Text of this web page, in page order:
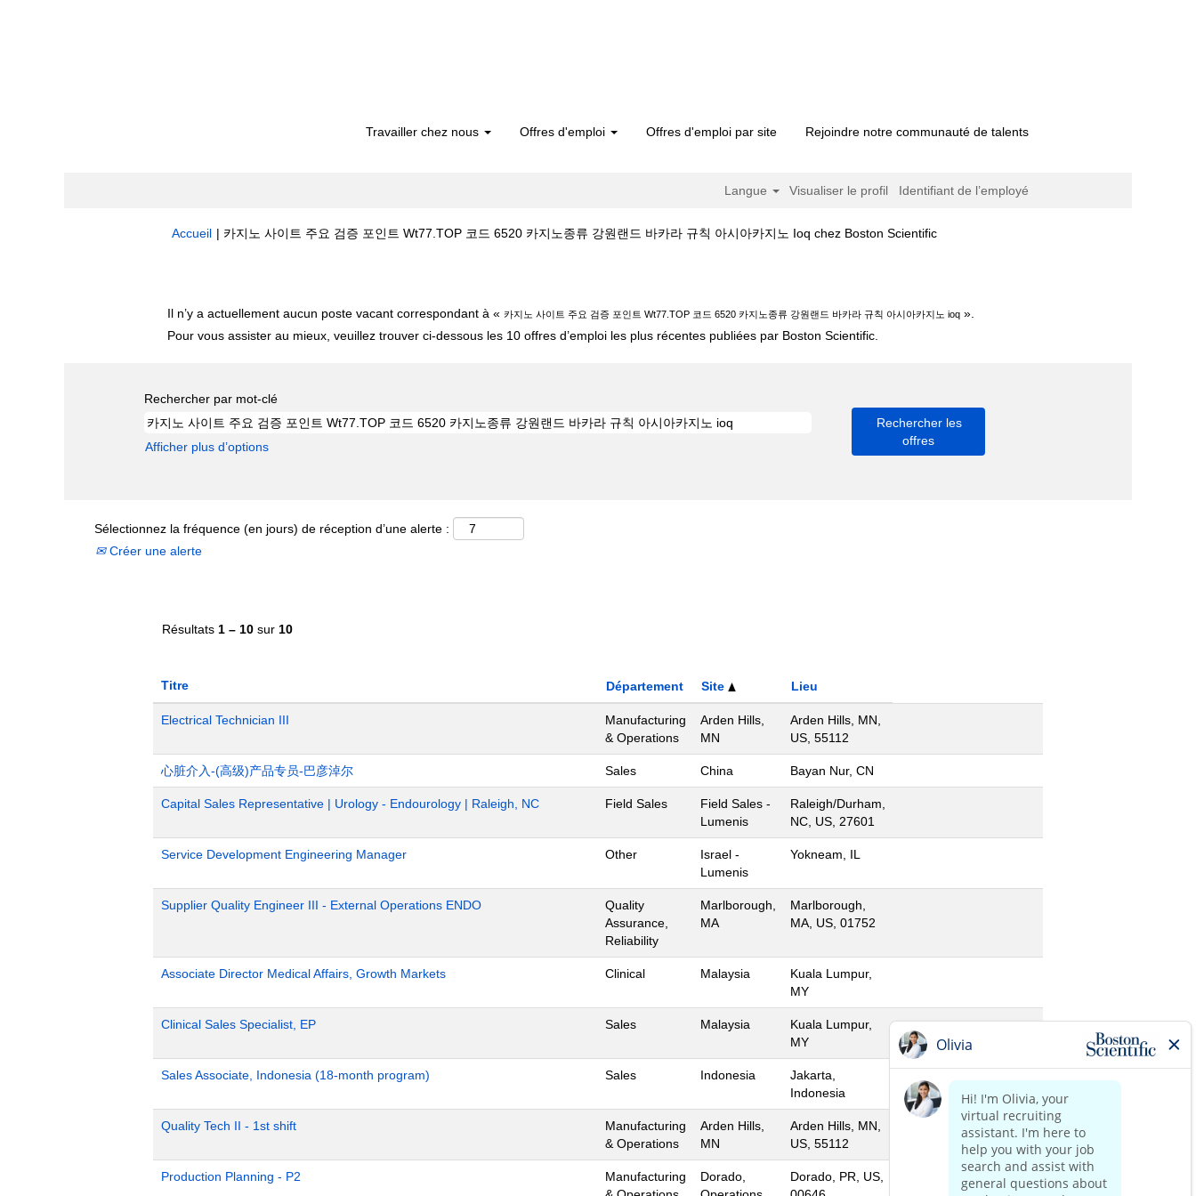
Travailler chez nous Offres d'emploi Offres d'emploi par site Rejoindre notre communauté de talents
Langue Visualiser le profil Identifiant de l’employé
Accueil | 카지노 사이트 주요 검증 포인트 Wt77.TOP 코드 6520 카지노종류 강원랜드 바카라 규칙 아시아카지노 Ioq chez Boston Scientific(page
Il n’y a actuellement aucun poste vacant correspondant à « 카지노 사이트 주요 검증 포인트 Wt77.TOP 코드 6520 카지노종류 강원랜드 바카라 규칙 아시아카지노 ioq ».
Pour vous assister au mieux, veuillez trouver ci-dessous les 10 offres d’emploi les plus récentes publiées par Boston Scientific.
Rechercher par mot-clé
Afficher plus d’options
Sélectionnez la fréquence (en jours) de réception d’une alerte :
Créer une alerte
Résultats 1 – 10 sur 10
Titre Département Site Lieu
Electrical Technician III
Manufacturing
& Operations
Arden Hills,
MN
Arden Hills, MN,
US, 55112
心脏介入-(高级)产品专员-巴彦淖尔 Sales China Bayan Nur, CN
Capital Sales Representative | Urology - Endourology | Raleigh, NC Field Sales
Field Sales -
Lumenis
Raleigh/Durham,
NC, US, 27601
Service Development Engineering Manager Other
Israel -
Lumenis
Yokneam, IL
Supplier Quality Engineer III - External Operations ENDO
Quality
Assurance,
Reliability
Marlborough,
MA
Marlborough,
MA, US, 01752
Associate Director Medical Affairs, Growth Markets Clinical Malaysia
Kuala Lumpur,
MY
Clinical Sales Specialist, EP Sales Malaysia
Kuala Lumpur,
MY
Sales Associate, Indonesia (18-month program) Sales Indonesia
Jakarta,
Indonesia
Quality Tech II - 1st shift
Manufacturing
& Operations
Arden Hills,
MN
Arden Hills, MN,
US, 55112
Production Planning - P2
Manufacturing
Dorado,
Dorado, PR, US,